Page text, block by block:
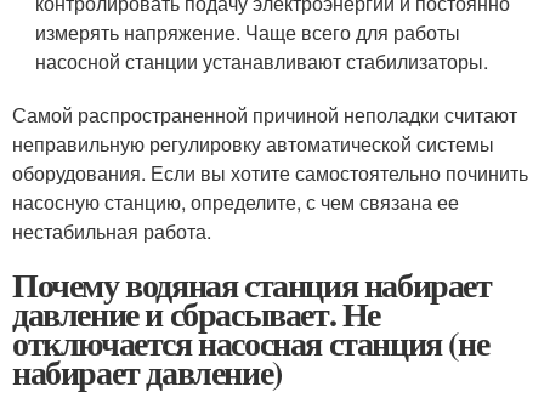
измерять напряжение. Чаще всего для работы
насосной станции устанавливают стабилизаторы.
Самой распространенной причиной неполадки считают
неправильную регулировку автоматической системы
оборудования. Если вы хотите самостоятельно починить
насосную станцию, определите, с чем связана ее
нестабильная работа.
Почему водяная станция набирает
давление и сбрасывает. Не
отключается насосная станция (не
набирает давление)